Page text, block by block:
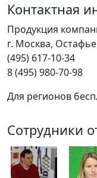
Контактная
Продукция
г. Москва,
(495) 617-10-34
8 (495) 980-70-98
Для регионов
Сотрудники